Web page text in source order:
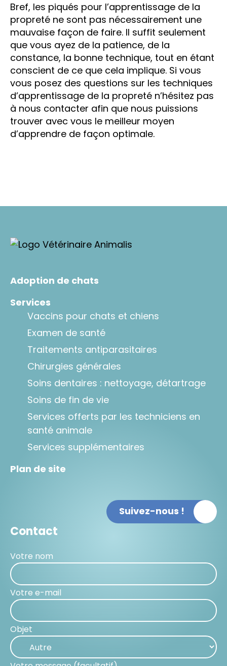
Bref, les piqués pour l’apprentissage de la
propreté ne sont pas nécessairement une
mauvaise façon de faire. Il suffit seulement
que vous ayez de la patience, de la
constance, la bonne technique, tout en étant
conscient de ce que cela implique. Si vous
vous posez des questions sur les techniques
d’apprentissage de la propreté n’hésitez pas
à nous contacter afin que nous puissions
trouver avec vous le meilleur moyen
d’apprendre de façon optimale.
Adoption de chats
Services
Vaccins pour chats et chiens
Examen de santé
Traitements antiparasitaires
Chirurgies générales
Soins dentaires : nettoyage, détartrage
Soins de fin de vie
Services offerts par les techniciens en
santé animale
Services supplémentaires
Plan de site
Suivez-nous !
Contact
Votre nom
Votre e-mail
Objet